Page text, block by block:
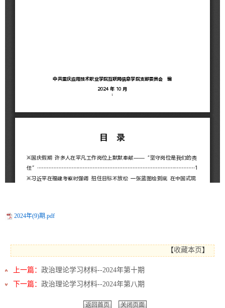
2024年(9)期.pdf
【收藏本页 】
上一篇： 政治理论学习材料--2024年第十期
下一篇： 政治理论学习材料--2024年第八期
返回首页 关闭页面